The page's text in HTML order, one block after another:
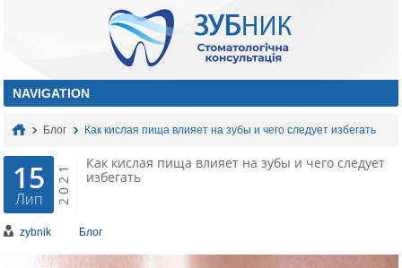
Блог Как кислая пища влияет на зубы и чего следует избегать
15
Лип 2021
Как кислая пища влияет на зубы и чего следует
избегать
zybnik Блог